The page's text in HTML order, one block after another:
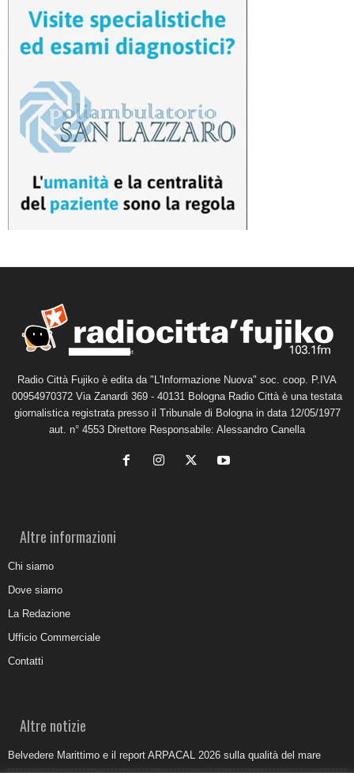
Radio Città Fujiko è edita da "L'Informazione Nuova" soc. coop. P.IVA
00954970372 Via Zanardi 369 - 40131 Bologna Radio Città è una testata
giornalistica registrata presso il Tribunale di Bologna in data 12/05/1977
aut. n° 4553 Direttore Responsabile: Alessandro Canella
Altre informazioni
Chi siamo
Dove siamo
La Redazione
Ufficio Commerciale
Contatti
Altre notizie
Belvedere Marittimo e il report ARPACAL 2026 sulla qualità del mare